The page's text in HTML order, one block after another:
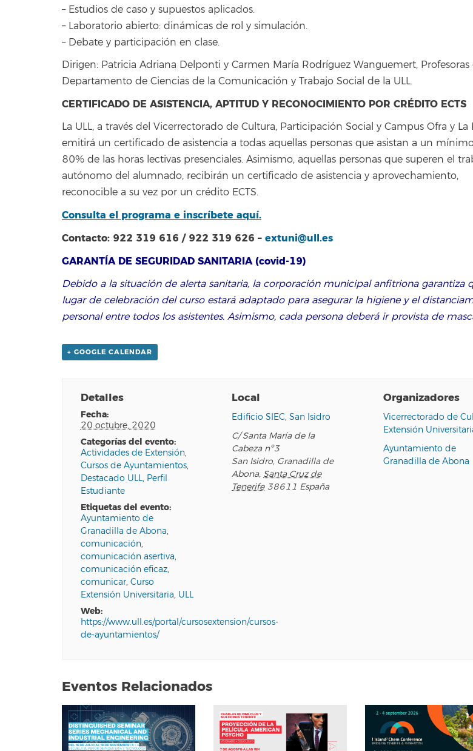
– Estudios de caso y supuestos aplicados.
– Laboratorio abierto: dinámicas de rol y simulación.
– Debate y participación en clase.
Dirigen: Patricia Adriana Delponti y Carmen María Rodríguez Wanguemert, Profesoras
Departamento de Ciencias de la Comunicación y Trabajo Social de la ULL.
CERTIFICADO DE ASISTENCIA, APTITUD Y RECONOCIMIENTO POR CRÉDITO ECTS
La ULL, a través del Vicerrectorado de Cultura, Participación Social y Campus Ofra y La
emitirá un certificado de asistencia a todas aquellas personas que asistan a un
80% de las horas lectivas presenciales. Asimismo, aquellas personas que superen el
autónomo del alumnado, recibirán un certificado de asistencia y aprovechamiento,
reconocible a su vez por un crédito ECTS.
Consulta el programa e inscríbete aquí.
Contacto: 922 319 616 / 922 319 626 – extuni@ull.es
GARANTÍA DE SEGURIDAD SANITARIA (covid-19)
Debido a la situación de alerta sanitaria, la corporación municipal anfitriona garantiza
lugar de celebración del curso estará adaptado para asegurar la higiene y el
personal entre todos los asistentes. Asimismo, cada persona deberá ir provista de
+ GOOGLE CALENDAR
Detalles
fecha:
20 octubre, 2020
categorías del evento:
Actividades de Extensión,
Cursos de Ayuntamientos,
Destacado ULL, Perfil
Estudiante
etiquetas del evento:
Ayuntamiento de
Granadilla de Abona,
comunicación,
comunicación asertiva,
comunicación eficaz,
comunicar, Curso
Extensión Universitaria, ULL
web:
https://www.ull.es/portal/cursosextension/cursos-
de-ayuntamientos/
Local
Edificio SIEC, San Isidro
C/ Santa María de la
Cabeza nº3
San Isidro, Granadilla de
Abona, Santa Cruz de
Tenerife 38611 España
Organizadores
Vicerrectorado de
Extensión
Ayuntamiento de
Granadilla de Abona
Eventos Relacionados